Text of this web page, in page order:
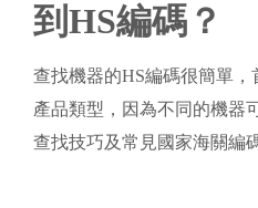
到HS編碼？
查找機器的HS編碼很簡單
產品類型，因為不同的機器
查找技巧及常見國家海關編